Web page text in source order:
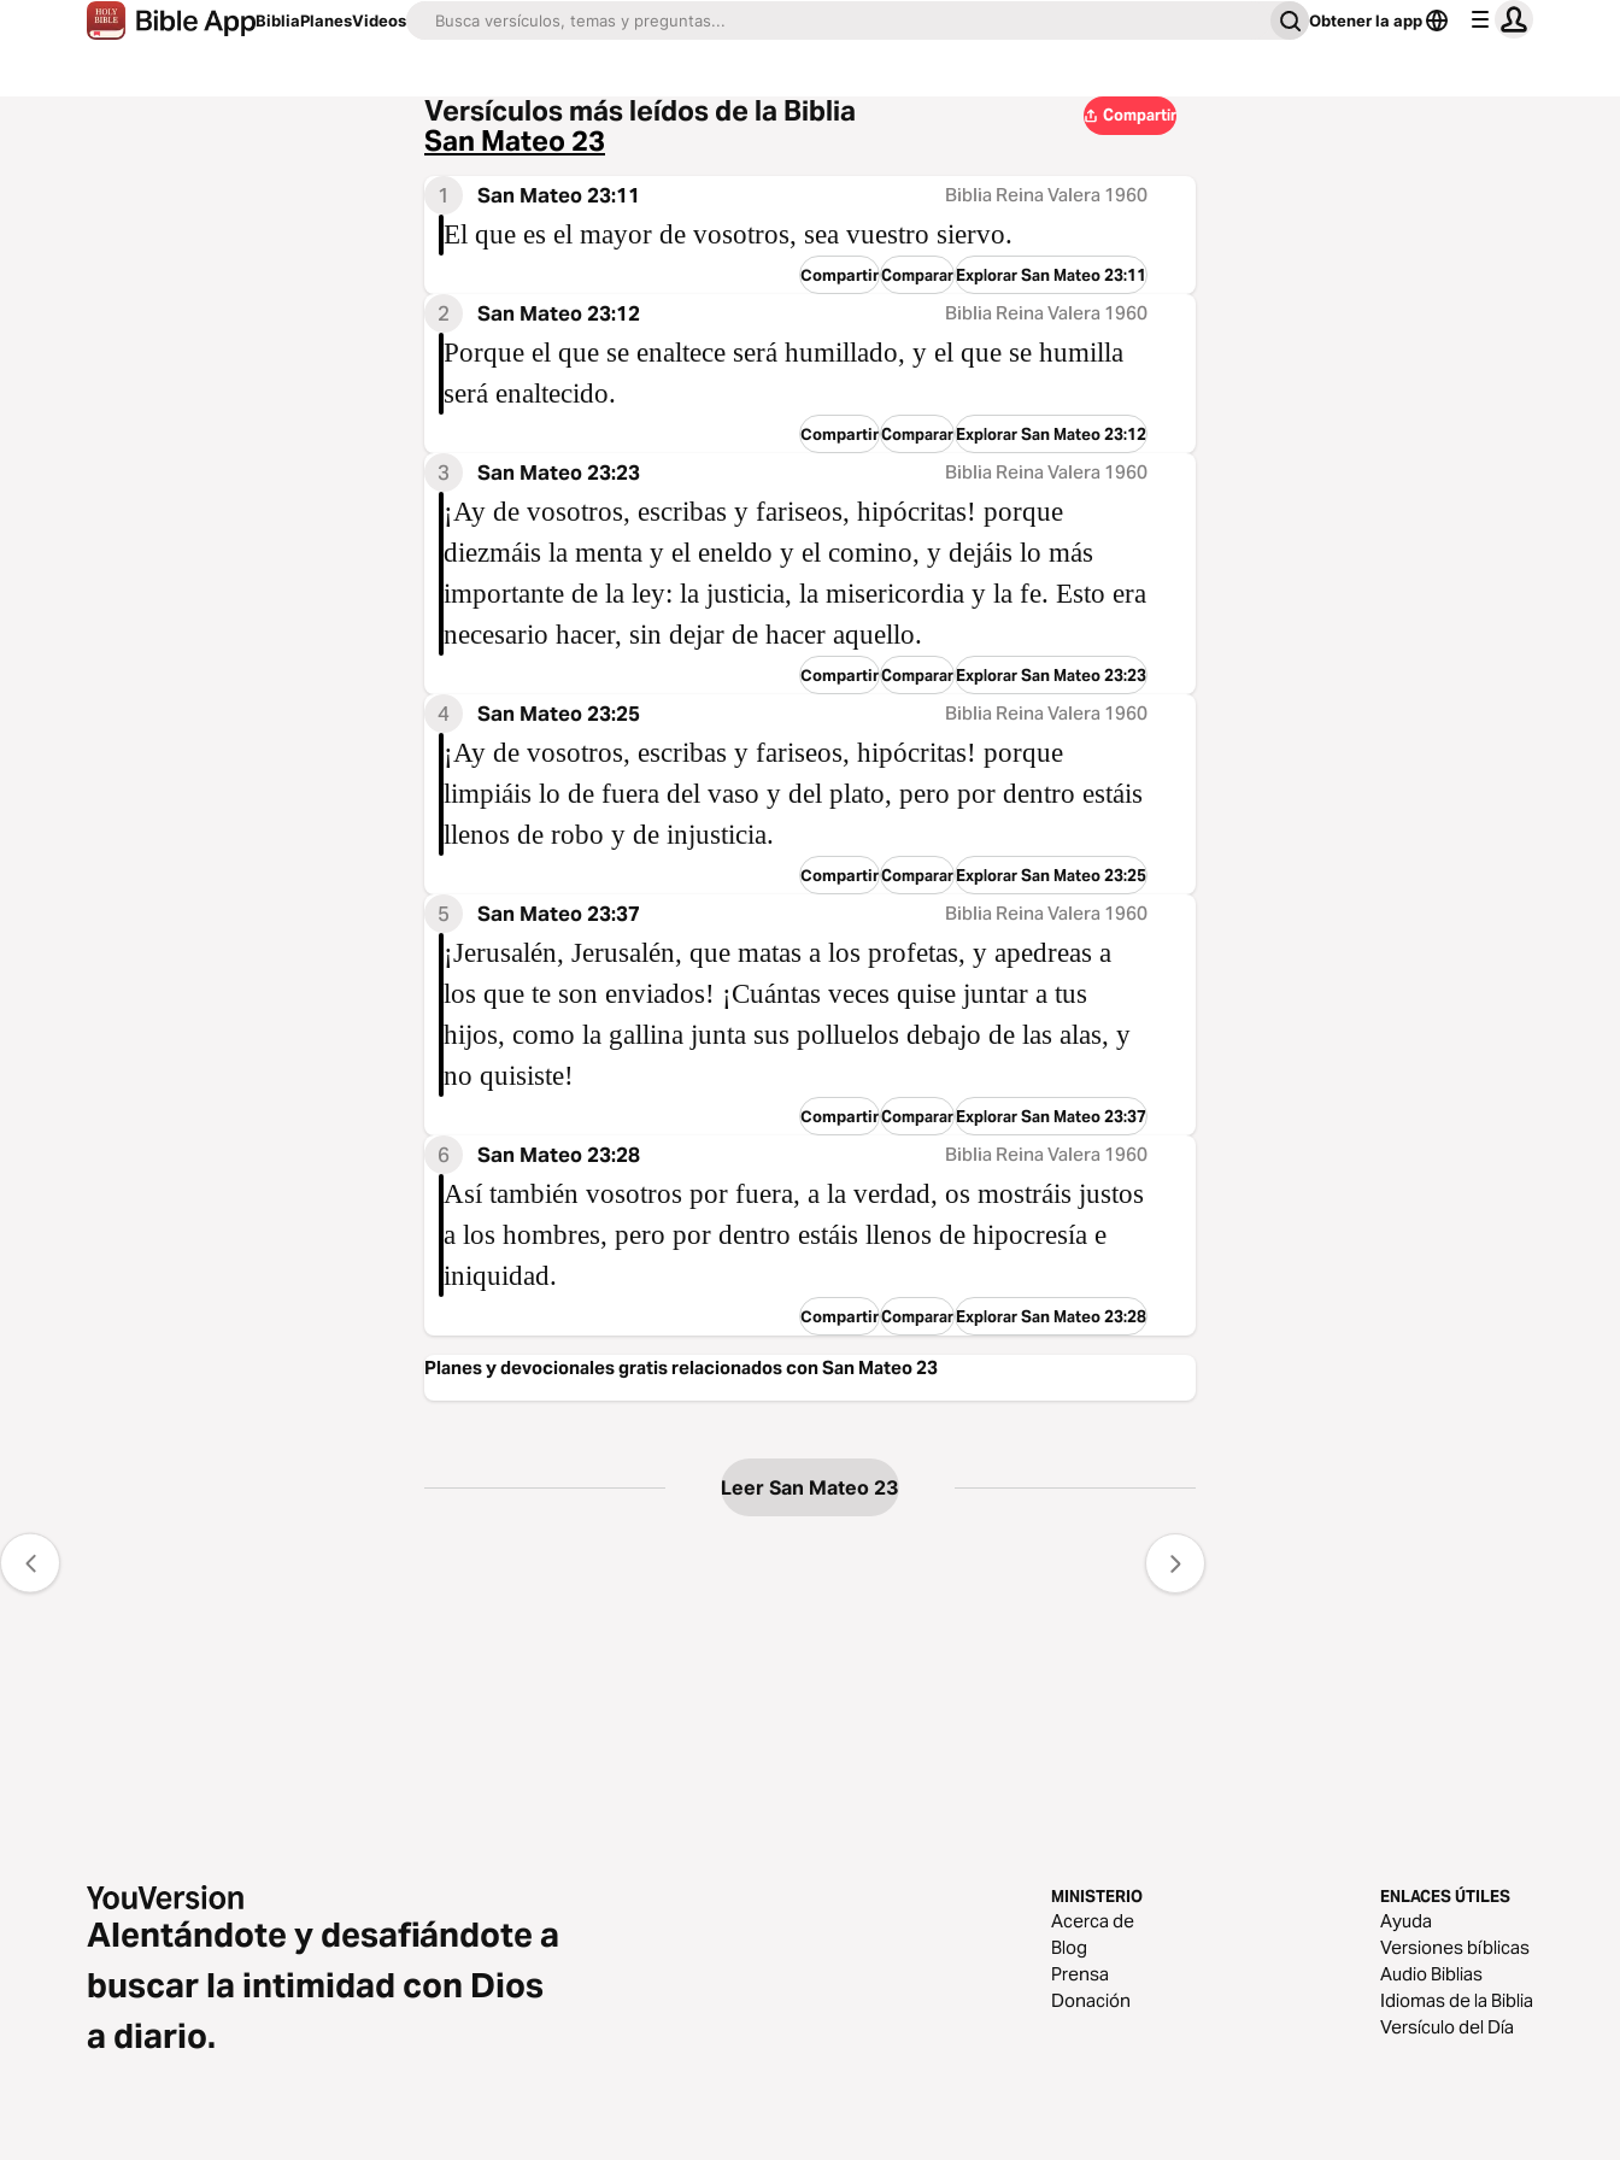
BibliaPlanesVideos Obtener la app
Versículos más leídos de la Biblia
San Mateo 23
Compartir
1 San Mateo 23:11 Biblia Reina Valera 1960
El que es el mayor de vosotros, sea vuestro siervo.
CompartirCompararExplorar San Mateo 23:11
2 San Mateo 23:12 Biblia Reina Valera 1960
Porque el que se enaltece será humillado, y el que se humilla
será enaltecido.
CompartirCompararExplorar San Mateo 23:12
3 San Mateo 23:23 Biblia Reina Valera 1960
¡Ay de vosotros, escribas y fariseos, hipócritas! porque
diezmáis la menta y el eneldo y el comino, y dejáis lo más
importante de la ley: la justicia, la misericordia y la fe. Esto era
necesario hacer, sin dejar de hacer aquello.
CompartirCompararExplorar San Mateo 23:23
4 San Mateo 23:25 Biblia Reina Valera 1960
¡Ay de vosotros, escribas y fariseos, hipócritas! porque
limpiáis lo de fuera del vaso y del plato, pero por dentro estáis
llenos de robo y de injusticia.
CompartirCompararExplorar San Mateo 23:25
5 San Mateo 23:37 Biblia Reina Valera 1960
¡Jerusalén, Jerusalén, que matas a los profetas, y apedreas a
los que te son enviados! ¡Cuántas veces quise juntar a tus
hijos, como la gallina junta sus polluelos debajo de las alas, y
no quisiste!
CompartirCompararExplorar San Mateo 23:37
6 San Mateo 23:28 Biblia Reina Valera 1960
Así también vosotros por fuera, a la verdad, os mostráis justos
a los hombres, pero por dentro estáis llenos de hipocresía e
iniquidad.
CompartirCompararExplorar San Mateo 23:28
Planes y devocionales gratis relacionados con San Mateo 23
Leer San Mateo 23
Alentándote y desafiándote a
buscar la intimidad con Dios
a diario.
MINISTERIO
Acerca de
Blog
Prensa
Donación
ENLACES ÚTILES
Ayuda
Versiones bíblicas
Audio Biblias
Idiomas de la Biblia
Versículo del Día